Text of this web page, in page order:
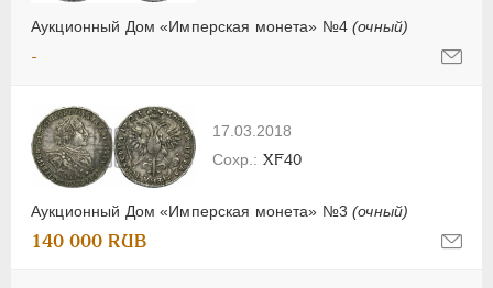
Аукционный Дом «Имперская монета» №4(очный)
-
17.03.2018
Аукционный Дом «Имперская монета» №3(очный)
XF40
140 000 RUB